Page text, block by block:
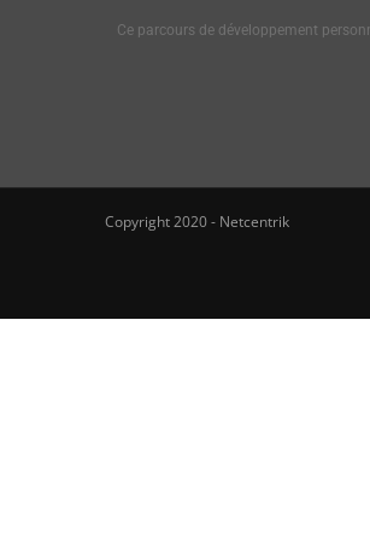
Ce parcours de développement
Copyright 2020 - Netcentrik